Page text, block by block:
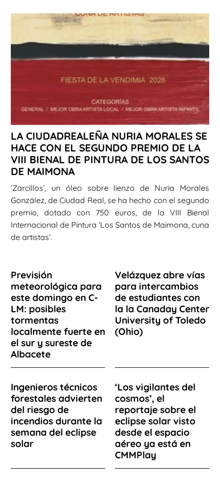
LA CIUDADREALEÑA NURIA MORALES SE
HACE CON EL SEGUNDO PREMIO DE LA
VIII BIENAL DE PINTURA DE LOS SANTOS
DE MAIMONA
‘Zarcillos’, un óleo sobre lienzo de Nuria Morales
González, de Ciudad Real, se ha hecho con el segundo
premio, dotado con 750 euros, de la VIII Bienal
Internacional de Pintura ‘Los Santos de Maimona, cuna
de artistas’.
Previsión
meteorológica para
este domingo en C-
LM: posibles
tormentas
localmente fuerte en
el sur y sureste de
Albacete
Velázquez abre vías
para intercambios
de estudiantes con
la la Canaday Center
University of Toledo
(Ohio)
Ingenieros técnicos
forestales advierten
del riesgo de
incendios durante la
semana del eclipse
solar
‘Los vigilantes del
cosmos’, el
reportaje sobre el
eclipse solar visto
desde el espacio
aéreo ya está en
CMMPlay